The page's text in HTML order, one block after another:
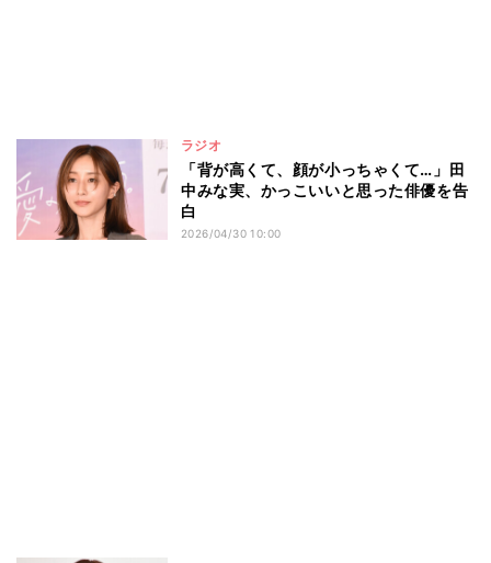
ラジオ
「背が高くて、顔が小っちゃくて…」田
中みな実、かっこいいと思った俳優を告
白
2026/04/30 10:00